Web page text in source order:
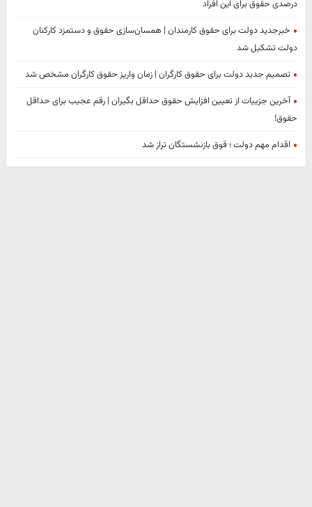
درصدی حقوق برای این افراد
خبرجدید دولت برای حقوق کارمندان | همسان‌سازی حقوق و دستمزد کارکنان
دولت تشکیل شد
تصمیم جدید دولت برای حقوق کارگران | زمان واریز حقوق کارگران مشخص شد
آخرین جزییات از تعیین افزایش حقوق حداقل بگیران | رقم عجیب برای حداقل
حقوق!
اقدام مهم دولت ؛ قوق بازنشستگان تراز شد